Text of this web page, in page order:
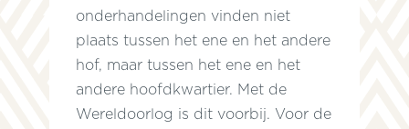
onderhandelingen vinden niet
plaats tussen het ene en het andere
hof, maar tussen het ene en het
andere hoofdkwartier. Met de
Wereldoorlog is dit voorbij. Voor de